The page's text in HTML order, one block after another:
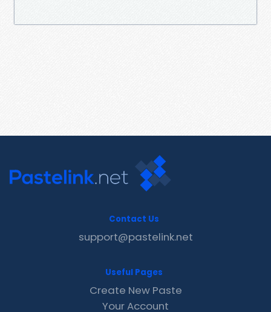
Contact Us
support@pastelink.net
Useful Pages
Create New Paste
Your Account